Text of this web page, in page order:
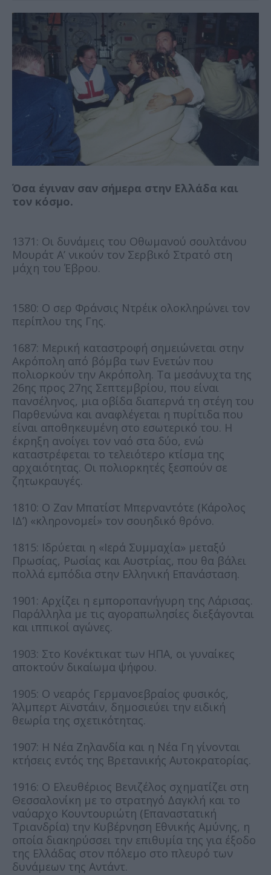
Όσα έγιναν σαν σήμερα στην Ελλάδα και
τον κόσμο.
1371: Οι δυνάμεις του Οθωμανού σουλτάνου
Μουράτ Α’ νικούν τον Σερβικό Στρατό στη
μάχη του Έβρου.
1580: O σερ Φράνσις Ντρέικ ολοκληρώνει τον
περίπλου της Γης.
1687: Μερική καταστροφή σημειώνεται στην
Ακρόπολη από βόμβα των Ενετών που
πολιορκούν την Ακρόπολη. Τα μεσάνυχτα της
26ης προς 27ης Σεπτεμβρίου, που είναι
πανσέληνος, μια οβίδα διαπερνά τη στέγη του
Παρθενώνα και αναφλέγεται η πυρίτιδα που
είναι αποθηκευμένη στο εσωτερικό του. Η
έκρηξη ανοίγει τον ναό στα δύο, ενώ
καταστρέφεται το τελειότερο κτίσμα της
αρχαιότητας. Οι πολιορκητές ξεσπούν σε
ζητωκραυγές.
1810: Ο Ζαν Μπατίστ Μπερναντότε (Κάρολος
ΙΔ’) «κληρονομεί» τον σουηδικό θρόνο.
1815: Ιδρύεται η «Ιερά Συμμαχία» μεταξύ
Πρωσίας, Ρωσίας και Αυστρίας, που θα βάλει
πολλά εμπόδια στην Ελληνική Επανάσταση.
1901: Αρχίζει η εμποροπανήγυρη της Λάρισας.
Παράλληλα με τις αγοραπωλησίες διεξάγονται
και ιππικοί αγώνες.
1903: Στο Κονέκτικατ των ΗΠΑ, οι γυναίκες
αποκτούν δικαίωμα ψήφου.
1905: Ο νεαρός Γερμανοεβραίος φυσικός,
Άλμπερτ Αϊνστάιν, δημοσιεύει την ειδική
θεωρία της σχετικότητας.
1907: Η Νέα Ζηλανδία και η Νέα Γη γίνονται
κτήσεις εντός της Βρετανικής Αυτοκρατορίας.
1916: Ο Ελευθέριος Βενιζέλος σχηματίζει στη
Θεσσαλονίκη με το στρατηγό Δαγκλή και το
ναύαρχο Κουντουριώτη (Επαναστατική
Τριανδρία) την Κυβέρνηση Εθνικής Αμύνης, η
οποία διακηρύσσει την επιθυμία της για έξοδο
της Ελλάδας στον πόλεμο στο πλευρό των
δυνάμεων της Αντάντ.